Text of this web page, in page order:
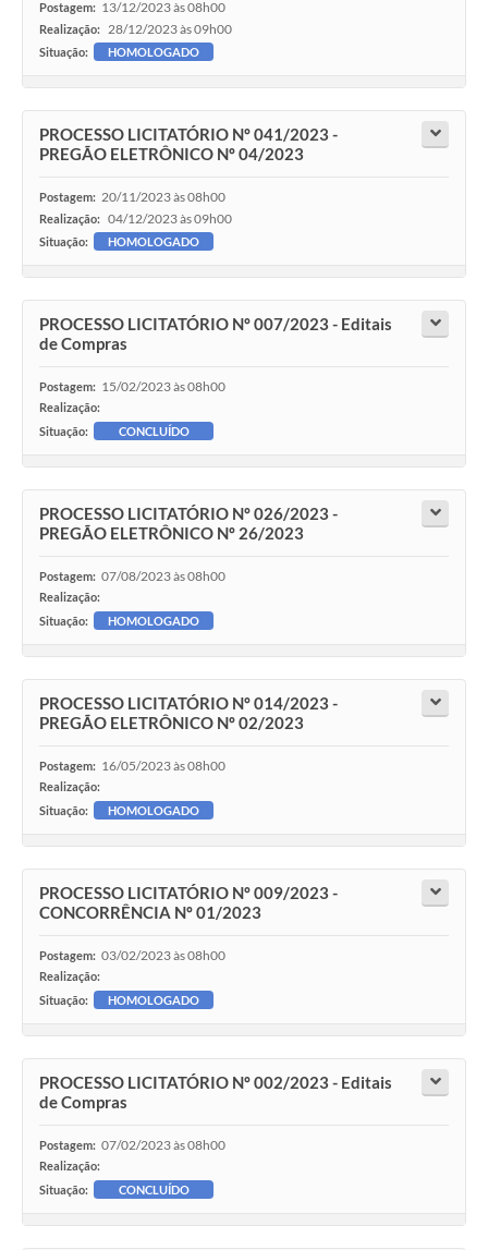
Postagem: 13/12/2023 às 08h00
Realização: 28/12/2023 às 09h00
Situação: HOMOLOGADO
PROCESSO LICITATÓRIO Nº 041/2023 -
PREGÃO ELETRÔNICO Nº 04/2023
Postagem: 20/11/2023 às 08h00
Realização: 04/12/2023 às 09h00
Situação: HOMOLOGADO
PROCESSO LICITATÓRIO Nº 007/2023 - Editais
de Compras
Postagem: 15/02/2023 às 08h00
Realização:
Situação:
CONCLUÍDO
PROCESSO LICITATÓRIO Nº 026/2023 -
PREGÃO ELETRÔNICO Nº 26/2023
Postagem: 07/08/2023 às 08h00
Realização:
Situação:
HOMOLOGADO
PROCESSO LICITATÓRIO Nº 014/2023 -
PREGÃO ELETRÔNICO Nº 02/2023
Postagem: 16/05/2023 às 08h00
Realização:
Situação:
HOMOLOGADO
PROCESSO LICITATÓRIO Nº 009/2023 -
CONCORRÊNCIA Nº 01/2023
Postagem: 03/02/2023 às 08h00
Realização:
Situação:
HOMOLOGADO
PROCESSO LICITATÓRIO Nº 002/2023 - Editais
de Compras
Postagem: 07/02/2023 às 08h00
Realização:
Situação:
CONCLUÍDO